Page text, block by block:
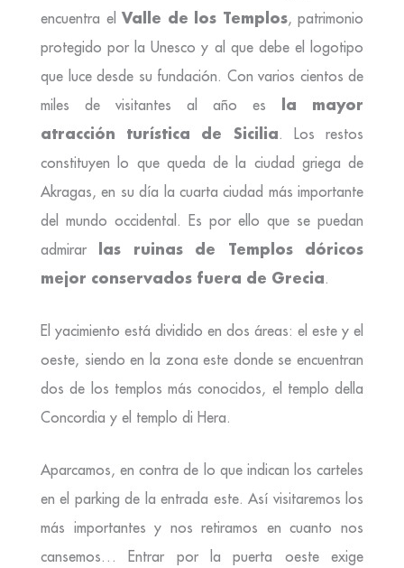
encuentra el Valle de los Templos, patrimonio
protegido por la Unesco y al que debe el logotipo
que luce desde su fundación. Con varios cientos de
miles de visitantes al año es
la mayor
atracción turística de Sicilia. Los restos
constituyen lo que queda de la ciudad griega de
Akragas, en su día la cuarta ciudad más importante
del mundo occidental. Es por ello que se puedan
admirar
las ruinas de Templos dóricos
mejor conservados fuera de Grecia.
El yacimiento está dividido en dos áreas: el este y el
oeste, siendo en la zona este donde se encuentran
dos de los templos más conocidos, el templo della
Concordia y el templo di Hera.
Aparcamos, en contra de lo que indican los carteles
en el parking de la entrada este. Así visitaremos los
más importantes y nos retiramos en cuanto nos
cansemos… Entrar por la puerta oeste exige